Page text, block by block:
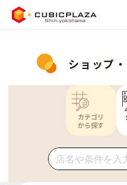
ショップ
カテゴリ
から探す